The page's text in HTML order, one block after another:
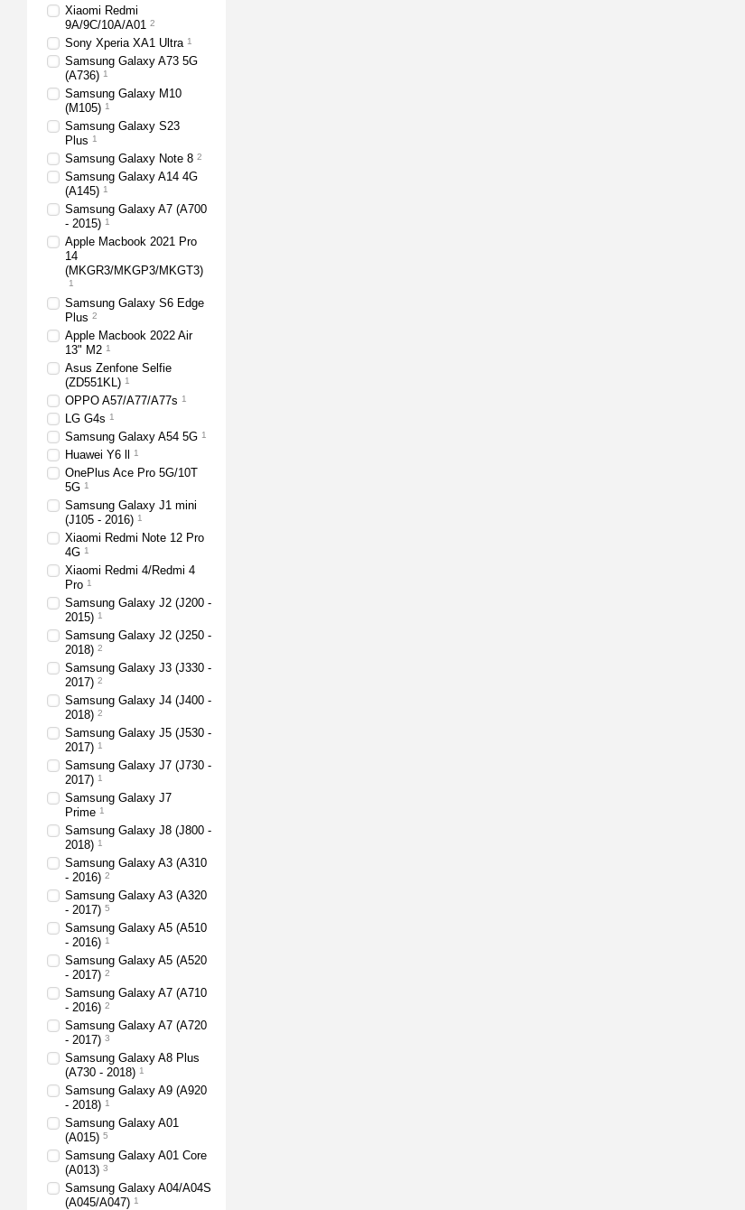
Xiaomi Redmi
9A/9C/10A/A01 2
Sony Xperia XA1 Ultra 1
Samsung Galaxy A73 5G
(A736) 1
Samsung Galaxy M10
(M105) 1
Samsung Galaxy S23
Plus 1
Samsung Galaxy Note 8 2
Samsung Galaxy A14 4G
(A145) 1
Samsung Galaxy A7 (A700
- 2015) 1
Apple Macbook 2021 Pro
14
(MKGR3/MKGP3/MKGT3)
1
Samsung Galaxy S6 Edge
Plus 2
Apple Macbook 2022 Air
13" M2 1
Asus Zenfone Selfie
(ZD551KL) 1
OPPO A57/A77/A77s 1
LG G4s 1
Samsung Galaxy A54 5G 1
Huawei Y6 ll 1
OnePlus Ace Pro 5G/10T
5G 1
Samsung Galaxy J1 mini
(J105 - 2016) 1
Xiaomi Redmi Note 12 Pro
4G 1
Xiaomi Redmi 4/Redmi 4
Pro 1
Samsung Galaxy J2 (J200 -
2015) 1
Samsung Galaxy J2 (J250 -
2018) 2
Samsung Galaxy J3 (J330 -
2017) 2
Samsung Galaxy J4 (J400 -
2018) 2
Samsung Galaxy J5 (J530 -
2017) 1
Samsung Galaxy J7 (J730 -
2017) 1
Samsung Galaxy J7
Prime 1
Samsung Galaxy J8 (J800 -
2018) 1
Samsung Galaxy A3 (A310
- 2016) 2
Samsung Galaxy A3 (A320
- 2017) 5
Samsung Galaxy A5 (A510
- 2016) 1
Samsung Galaxy A5 (A520
- 2017) 2
Samsung Galaxy A7 (A710
- 2016) 2
Samsung Galaxy A7 (A720
- 2017) 3
Samsung Galaxy A8 Plus
(A730 - 2018) 1
Samsung Galaxy A9 (A920
- 2018) 1
Samsung Galaxy A01
(A015) 5
Samsung Galaxy A01 Core
(A013) 3
Samsung Galaxy A04/A04S
(A045/A047) 1